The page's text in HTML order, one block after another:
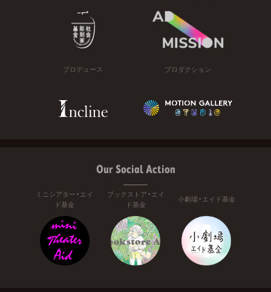
プロデュース プロダクション
Our Social Action
ミニシアター・エイ
ド基金
ブックストア・エイ
ド基金
小劇場・エイド基金